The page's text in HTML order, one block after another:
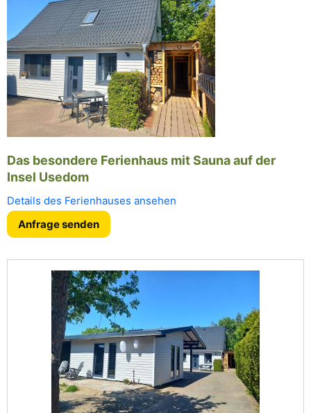
Das besondere Ferienhaus mit Sauna auf der
Insel Usedom
Details des Ferienhauses ansehen
Anfrage senden